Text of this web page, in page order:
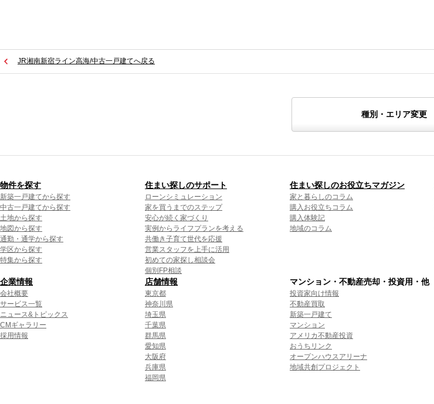
JR湘南新宿ライン高海/中古一戸建てへ戻る
種別・エリア変更
物件を探す
新築一戸建てから探す
中古一戸建てから探す
土地から探す
地図から探す
通勤・通学から探す
学区から探す
特集から探す
住まい探しのサポート
ローンシミュレーション
家を買うまでのステップ
安心が続く家づくり
実例からライフプランを考える
共働き子育て世代を応援
営業スタッフを上手に活用
初めての家探し相談会
個別FP相談
住まい探しのお役立ちマガジン
家と暮らしのコラム
購入お役立ちコラム
購入体験記
地域のコラム
企業情報
会社概要
サービス一覧
ニュース&トピックス
CMギャラリー
採用情報
店舗情報
東京都
神奈川県
埼玉県
千葉県
群馬県
愛知県
大阪府
兵庫県
福岡県
マンション・不動産売却・投資用・他
投資家向け情報
不動産買取
新築一戸建て
マンション
アメリカ不動産投資
おうちリンク
オープンハウスアリーナ
地域共創プロジェクト